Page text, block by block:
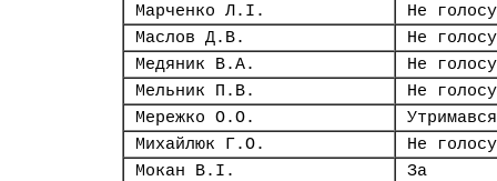
Марченко Л.І.
Не
Маслов Д.В.
Не
Медяник В.А.
Не
Мельник П.В.
Не
Мережко О.О.
Утримався
Михайлюк Г.О.
Не
Мокан В.І.
За